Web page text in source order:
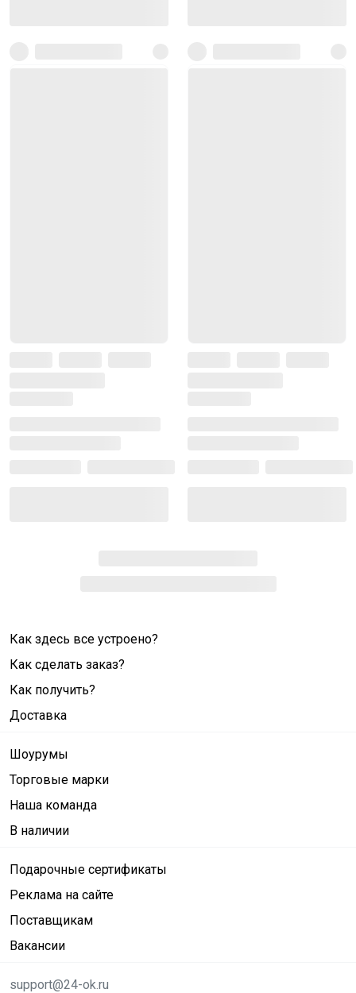
Как здесь все устроено?
Как сделать заказ?
Как получить?
Доставка
Шоурумы
Торговые марки
Наша команда
В наличии
Подарочные сертификаты
Реклама на сайте
Поставщикам
Вакансии
support@24-ok.ru